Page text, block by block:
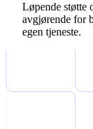
Løpende støtte
avgjørende for
egen tjeneste.